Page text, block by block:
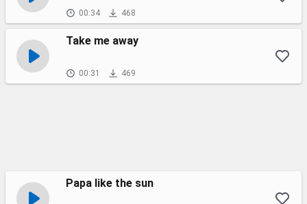
00:34 468
Take me away
00:31 469
Papa like the sun